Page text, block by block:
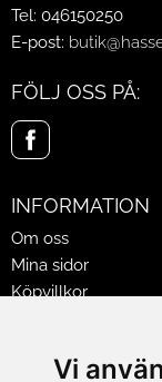
Vi
Tel: 046150250
E-post:
FÖLJ OSS PÅ:
INFORMATION
Om oss
Mina sidor
Köpvillkor
Jobba på